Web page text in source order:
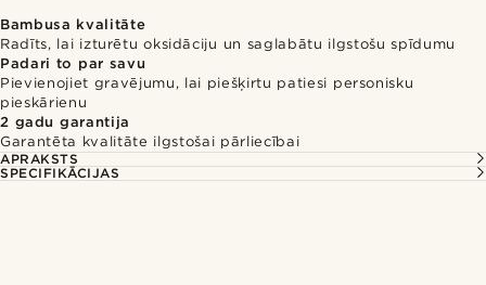
Bambusa kvalitāte
Radīts, lai izturētu oksidāciju un saglabātu ilgstošu spīdumu
Padari to par savu
Pievienojiet gravējumu, lai piešķirtu patiesi personisku
pieskārienu
2 gadu garantija
Garantēta kvalitāte ilgstošai pārliecībai
APRAKSTS
SPECIFIKĀCIJAS